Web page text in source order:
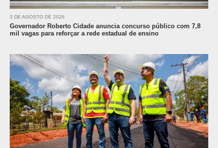
Governador Roberto Cidade anuncia concurso público com 7,8
mil vagas para reforçar a rede estadual de ensino
3 DE AGOSTO DE 2026